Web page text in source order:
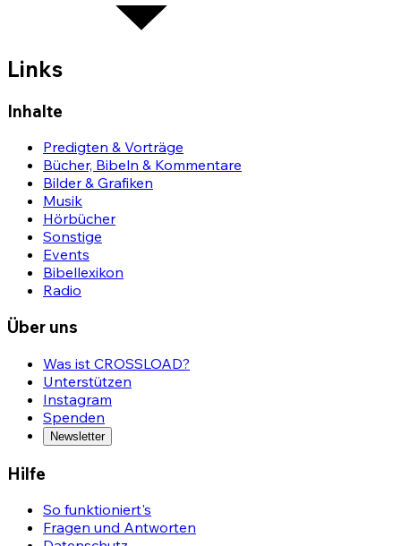
Links
Inhalte
Predigten & Vorträge
Bücher, Bibeln & Kommentare
Bilder & Grafiken
Musik
Hörbücher
Sonstige
Events
Bibellexikon
Radio
Über uns
Was ist CROSSLOAD?
Unterstützen
Instagram
Spenden
Newsletter
Hilfe
So funktioniert's
Fragen und Antworten